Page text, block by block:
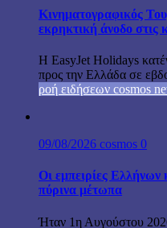
Κινηματογραφικός
εκρηκτική άνοδο στις
Η EasyJet Holidays
προς την Ελλάδα σε
ροή ειδήσεων cosmos
09/08/2026 cosmos 0
Οι εμπειρίες
πύρινα μέτωπα
Ήταν 1η Αυγούστου